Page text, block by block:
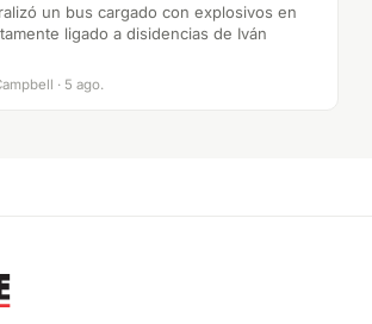
un bus cargado con explosivos en
ligado a disidencias de Iván
· 5 ago.